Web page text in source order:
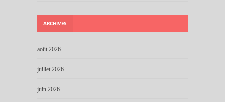
ARCHIVES
août 2026
juillet 2026
juin 2026